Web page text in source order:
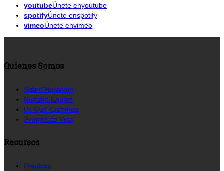
youtubeÚnete enyoutube
spotifyÚnete enspotify
vimeoÚnete envimeo
Quienes Somos
Sobre Nosotros
Nuestro Equipo
Lo Que Creemos
Grupos de Vida
Recursos
Prédicas